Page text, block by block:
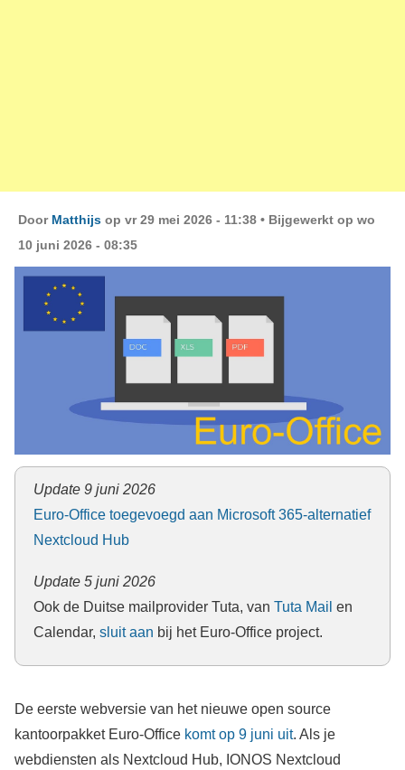
Door Matthijsop vr 29 mei 2026 - 11:38 • Bijgewerkt op wo
10 juni 2026 - 08:35
Update 9 juni 2026
Euro-Office toegevoegd aan Microsoft 365-alternatief
Nextcloud Hub
Update 5 juni 2026
Ook de Duitse mailprovider Tuta, van Tuta Mail en
Calendar, sluit aan bij het Euro-Office project.
De eerste webversie van het nieuwe open source
kantoorpakket Euro-Office komt op 9 juni uit. Als je
webdiensten als Nextcloud Hub, IONOS Nextcloud